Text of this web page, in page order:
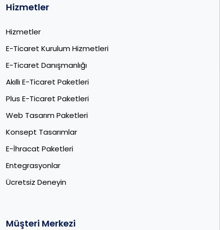
Hizmetler
Hizmetler
E-Ticaret Kurulum Hizmetleri
E-Ticaret Danışmanlığı
Akıllı E-Ticaret Paketleri
Plus E-Ticaret Paketleri
Web Tasarım Paketleri
Konsept Tasarımlar
E-İhracat Paketleri​
Entegrasyonlar
Ücretsiz Deneyin
Müşteri Merkezi